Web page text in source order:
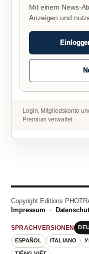
Mit einem News-
Anzeigen und
Login, Mitgliedskonto
Premium verwaltet.
Copyright Editions
Impressum ·
SPRACHVERSIONEN
ESPAÑOL ITALIANO